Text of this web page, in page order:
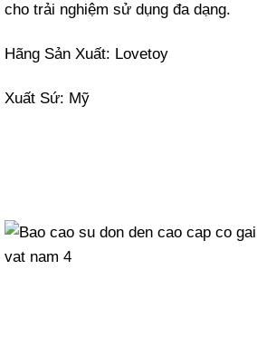
cho trải nghiệm sử dụng đa dạng.
Hãng Sản Xuất: Lovetoy
Xuất Sứ: Mỹ